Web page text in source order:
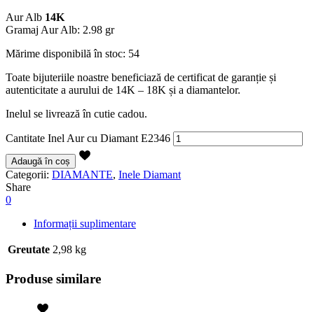
Aur Alb 14K
Gramaj Aur Alb: 2.98 gr
Mărime disponibilă în stoc: 54
Toate bijuteriile noastre beneficiază de certificat de garanție și
autenticitate a aurului de 14K – 18K și a diamantelor.
Inelul se livrează în cutie cadou.
Cantitate Inel Aur cu Diamant E2346
Adaugă în coș
Categorii: DIAMANTE, Inele Diamant
Share
0
Informații suplimentare
Greutate 2,98 kg
Produse similare